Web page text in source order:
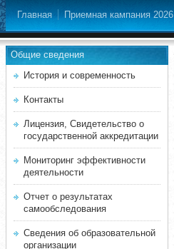
Главная Приемная кампания 2026
Общие сведения
История и современность
Контакты
Лицензия, Свидетельство о
государственной аккредитации
Мониторинг эффективности
деятельности
Отчет о результатах
самообследования
Сведения об образовательной
организации